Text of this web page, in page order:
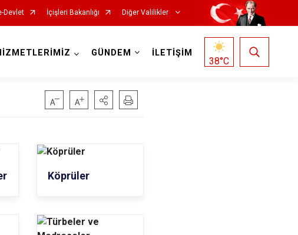
Devlet İçişleri Bakanlığı Diğer Valilikler
GÜNDEM İLETİŞİM
38°C
Köprüler